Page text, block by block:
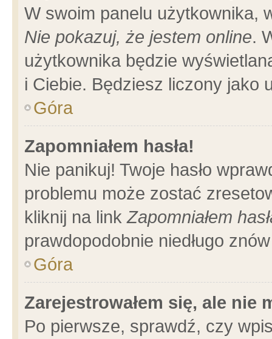
W swoim panelu użytkownika,
Nie pokazuj, że jestem online.
użytkownika będzie
i Ciebie. Będziesz liczony jako
Góra
Zapomniałem hasła!
Nie panikuj! Twoje hasło
problemu może zostać
kliknij na linkZapomniałem
prawdopodobnie niedługo
Góra
Zarejestrowałem się, ale nie
Po pierwsze, sprawdź, czy